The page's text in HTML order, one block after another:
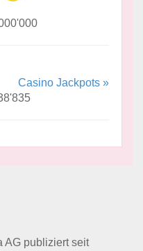
Casino Jackpots »
AG publiziert seit